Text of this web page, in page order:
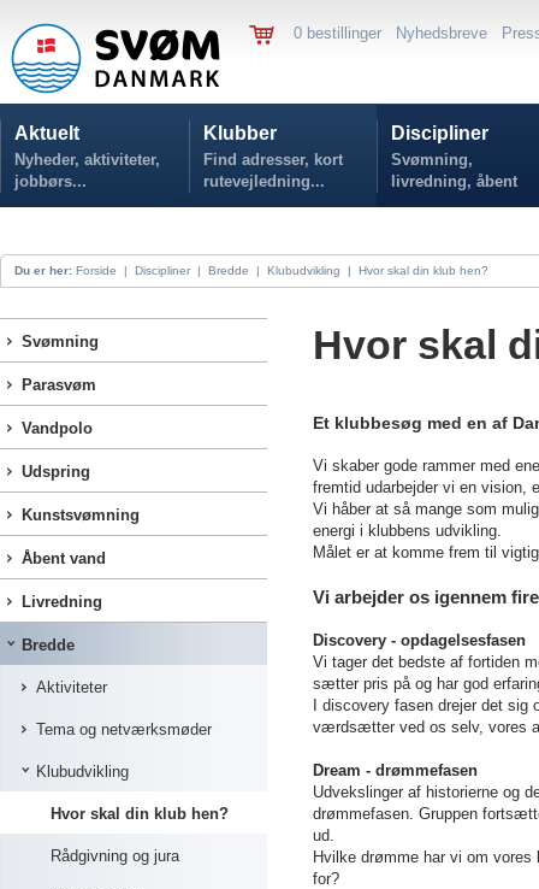
0 bestillinger Nyhedsbreve
Aktuelt
Nyheder, aktiviteter,
jobbørs...
Klubber
Find adresser, kort
rutevejledning...
Discipliner
Svømning,
livredning, åbent
vand...
Du er her: Forside | Discipliner | Bredde | Klubudvikling | Hvor skal din klub hen?
Svømning
Parasvøm
Vandpolo
Udspring
Kunstsvømning
Åbent vand
Livredning
Bredde
Aktiviteter
Tema og netværksmøder
Klubudvikling
Hvor skal din klub hen?
Rådgivning og jura
Hvor skal
Et klubbesøg med en af
Vi skaber gode rammer med
fremtid udarbejder vi en vision,
Vi håber at så mange som
energi i klubbens udvikling.
Målet er at komme frem til
Vi arbejder os igennem
Discovery - opdagelsesfasen
Vi tager det bedste af fortiden
sætter pris på og har god
I discovery fasen drejer det
værdsætter ved os selv, vores
Dream - drømmefasen
Udvekslinger af historierne og
drømmefasen. Gruppen
ud.
Hvilke drømme har vi om
for?